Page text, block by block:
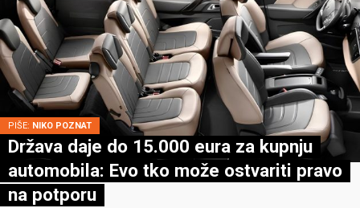
PIŠE: NIKO POZNAT
Država daje do 15.000 eura za kupnju
automobila: Evo tko može ostvariti pravo
na potporu